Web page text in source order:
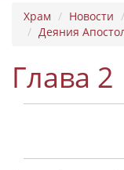
Храм Новости
Деяния
Глава 2